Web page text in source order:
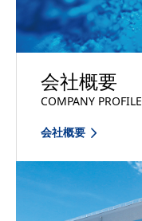
会社概要
COMPANY PROFILE
会社概要